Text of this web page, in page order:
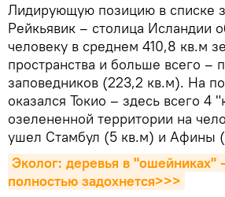
Лидирующую позицию в списке
Рейкьявик – столица Исландии
человеку в среднем 410,8 кв.м
пространства и больше всего –
заповедников (223,2 кв.м). На
оказался Токио – здесь всего 4
озелененной территории на
ушел Стамбул (5 кв.м) и Афины
Эколог: деревья в "ошейниках"
полностью задохнется>>>